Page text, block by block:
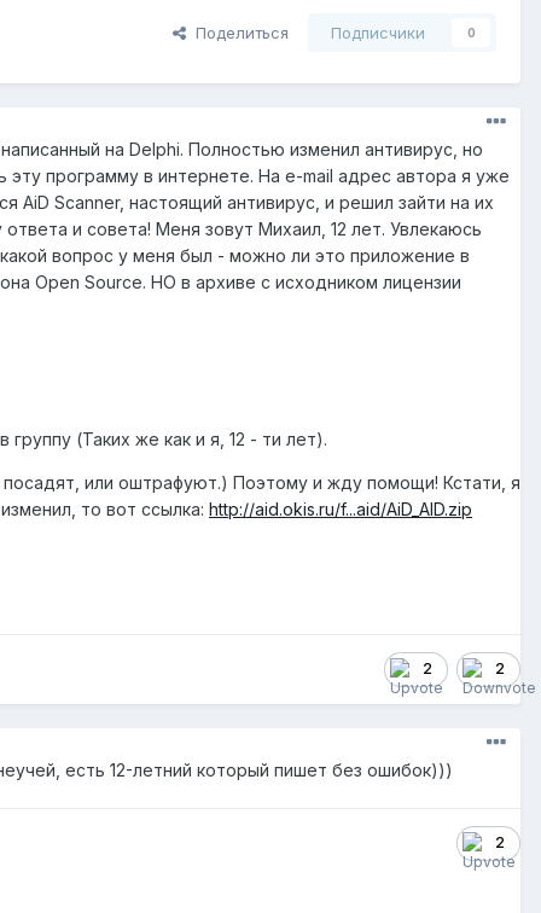
Поделиться Подписчики 0
на Delphi. Полностью изменил антивирус, но
программу в интернете. На e-mail адрес автора я уже
Scanner, настоящий антивирус, и решил зайти на их
и совета! Меня зовут Михаил, 12 лет. Увлекаюсь
вопрос у меня был - можно ли это приложение в
Open Source. НО в архиве с исходником лицензии
(Таких же как и я, 12 - ти лет).
или оштрафуют.) Поэтому и жду помощи! Кстати, я
то вот ссылка: http://aid.okis.ru/f...aid/AiD_AID.zip
2 2
есть 12-летний который пишет без ошибок)))
2